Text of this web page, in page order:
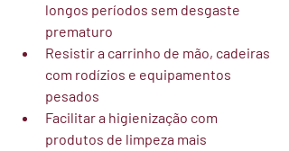
longos períodos sem desgaste
prematuro
Resistir a carrinho de mão, cadeiras
com rodízios e equipamentos
pesados
Facilitar a higienização com
produtos de limpeza mais